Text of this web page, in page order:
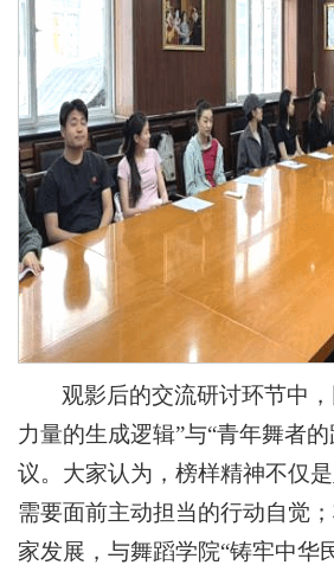
观影后的交流研讨环节中
力量的生成逻辑”与“青年舞者
议。大家认为，榜样精神不仅
需要面前主动担当的行动自觉
家发展，与舞蹈学院“铸牢中华